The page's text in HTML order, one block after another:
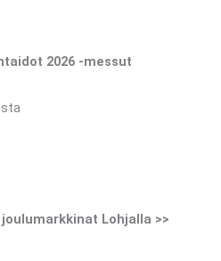
2026 -messut
joulumarkkinat Lohjalla >>